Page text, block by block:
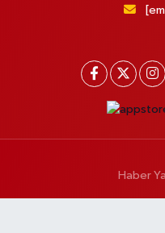
Haber